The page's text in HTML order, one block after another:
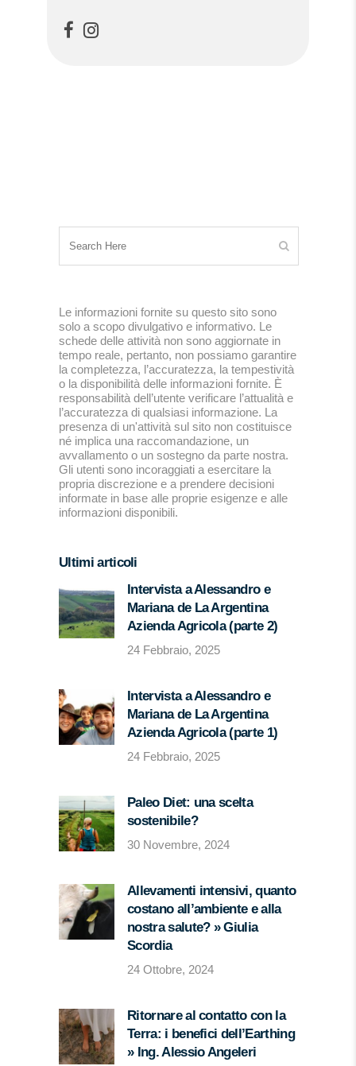
Le informazioni fornite su questo sito sono
solo a scopo divulgativo e informativo. Le
schede delle attività non sono aggiornate in
tempo reale, pertanto, non possiamo garantire
la completezza, l’accuratezza, la tempestività
o la disponibilità delle informazioni fornite. È
responsabilità dell’utente verificare l’attualità e
l’accuratezza di qualsiasi informazione. La
presenza di un'attività sul sito non costituisce
né implica una raccomandazione, un
avvallamento o un sostegno da parte nostra.
Gli utenti sono incoraggiati a esercitare la
propria discrezione e a prendere decisioni
informate in base alle proprie esigenze e alle
informazioni disponibili.
Ultimi articoli
Intervista a Alessandro e
Mariana de La Argentina
Azienda Agricola (parte 2)
24 Febbraio, 2025
Intervista a Alessandro e
Mariana de La Argentina
Azienda Agricola (parte 1)
24 Febbraio, 2025
Paleo Diet: una scelta
sostenibile?
30 Novembre, 2024
Allevamenti intensivi, quanto
costano all’ambiente e alla
nostra salute? » Giulia
Scordia
24 Ottobre, 2024
Ritornare al contatto con la
Terra: i benefici dell’Earthing
» Ing. Alessio Angeleri